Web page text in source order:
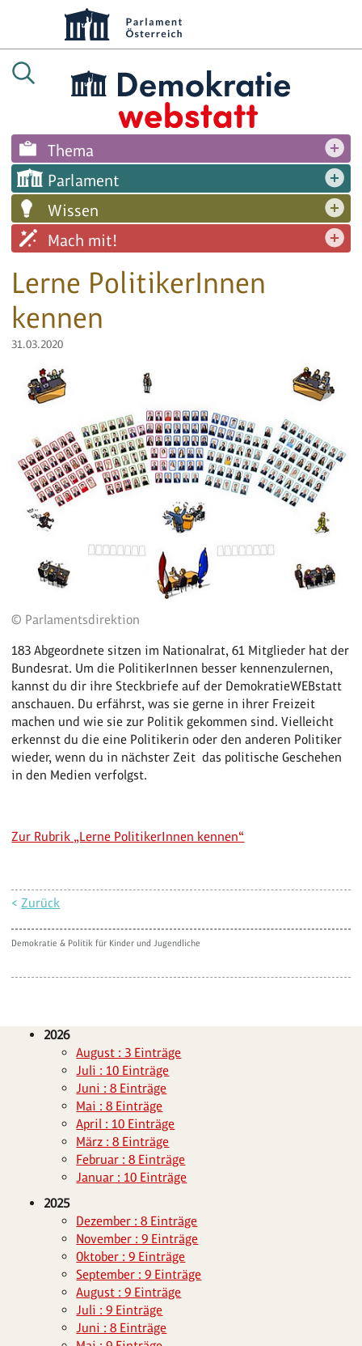
Thema
Parlament
Wissen
Mach mit!
Lerne PolitikerInnen
kennen
31.03.2020
© Parlamentsdirektion
183 Abgeordnete sitzen im Nationalrat, 61 Mitglieder hat der
Bundesrat. Um die PolitikerInnen besser kennenzulernen,
kannst du dir ihre Steckbriefe auf der DemokratieWEBstatt
anschauen. Du erfährst, was sie gerne in ihrer Freizeit
machen und wie sie zur Politik gekommen sind. Vielleicht
erkennst du die eine Politikerin oder den anderen Politiker
wieder, wenn du in nächster Zeit das politische Geschehen
in den Medien verfolgst.
Zur Rubrik „Lerne PolitikerInnen kennen“
<Zurück
Demokratie & Politik für Kinder und Jugendliche
2026
August : 3 Einträge
Juli : 10 Einträge
Juni : 8 Einträge
Mai : 8 Einträge
April : 10 Einträge
März : 8 Einträge
Februar : 8 Einträge
Januar : 10 Einträge
2025
Dezember : 8 Einträge
November : 9 Einträge
Oktober : 9 Einträge
September : 9 Einträge
August : 9 Einträge
Juli : 9 Einträge
Juni : 8 Einträge